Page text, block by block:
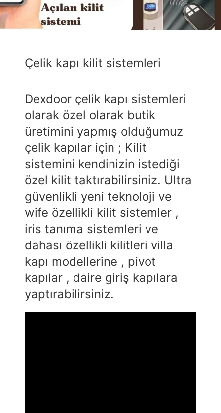
Çelik kapı kilit sistemleri
Dexdoor çelik kapı sistemleri
olarak özel olarak butik
üretimini yapmış olduğumuz
çelik kapılar için ; Kilit
sistemini kendinizin istediği
özel kilit taktırabilirsiniz. Ultra
güvenlikli yeni teknoloji ve
wife özellikli kilit sistemler ,
iris tanıma sistemleri ve
dahası özellikli kilitleri villa
kapı modellerine , pivot
kapılar , daire giriş kapılara
yaptırabilirsiniz.